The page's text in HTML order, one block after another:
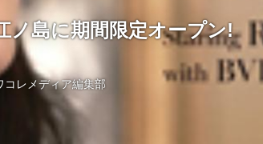
ノ島に期間限定オープン!
コレメディア編集部